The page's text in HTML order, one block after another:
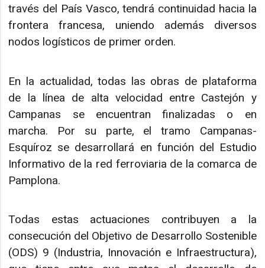
través del País Vasco, tendrá continuidad hacia la
frontera francesa, uniendo además diversos
nodos logísticos de primer orden.
En la actualidad, todas las obras de plataforma
de la línea de alta velocidad entre Castejón y
Campanas se encuentran finalizadas o en
marcha. Por su parte, el tramo Campanas-
Esquíroz se desarrollará en función del Estudio
Informativo de la red ferroviaria de la comarca de
Pamplona.
Todas estas actuaciones contribuyen a la
consecución del Objetivo de Desarrollo Sostenible
(ODS) 9 (Industria, Innovación e Infraestructura),